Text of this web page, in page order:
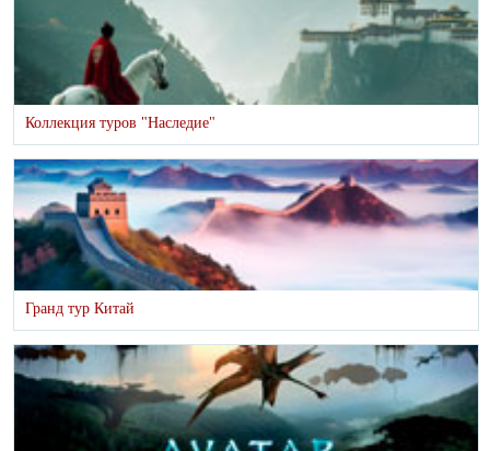
Коллекция туров "Наследие"
Гранд тур Китай